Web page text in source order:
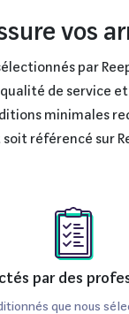
vos
par
de service
minimales
référencé sur
par des
que nous